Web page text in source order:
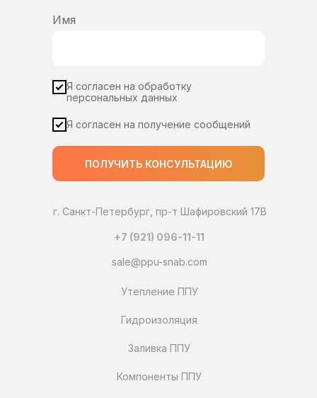
г. Санкт-Петербург, пр-т Шафировский 17В
+7 (921) 096-11-11
sale@ppu-snab.com
Компоненты ППУ
Заливка ППУ
Гидроизоляция
Утепление ППУ
Имя
Я согласен на обработку
персональных данных
Я согласен на получение сообщений
ПОЛУЧИТЬ КОНСУЛЬТАЦИЮ